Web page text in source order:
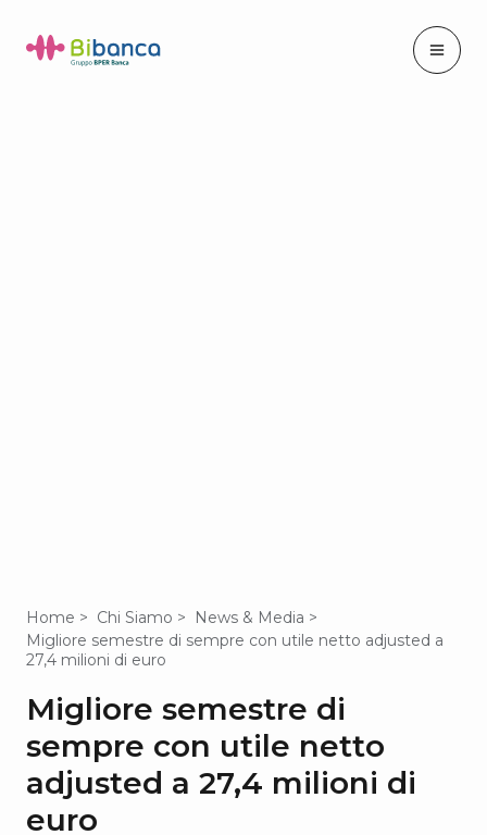
Home Chi Siamo
News & Media
Migliore semestre di sempre con utile netto adjusted a
27,4 milioni di euro
Migliore semestre di
sempre con utile netto
adjusted a 27,4 milioni di
euro